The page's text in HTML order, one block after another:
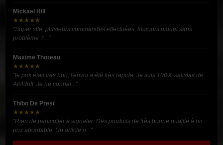
Mickael Hill
★★★★★
"Super site, plusieurs commandes effectuées, toujours niquel sans
problème ?..."
Maxime Thoreau
★★★★★
"le prix était très bon, l'envoi a été très rapide. Je suis 100% satisfait de
All4drift. Je ne connai..."
Thibo De Prest
★★★★★
"Rien de particulier à signaler. Des produits de très bonne qualité à un
prix abordable. Un article n..."